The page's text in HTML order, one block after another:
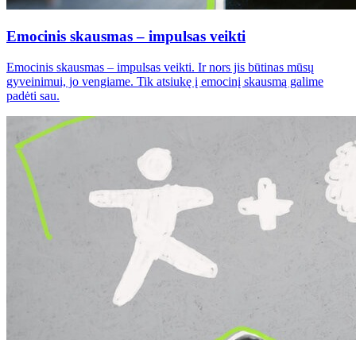
Emocinis skausmas – impulsas veikti
Emocinis skausmas – impulsas veikti. Ir nors jis būtinas mūsų
gyveinimui, jo vengiame. Tik atsiukę į emocinį skausmą galime
padėti sau.